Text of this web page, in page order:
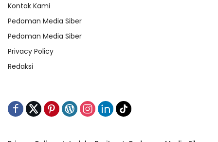
Kontak Kami
Pedoman Media Siber
Pedoman Media Siber
Privacy Policy
Redaksi